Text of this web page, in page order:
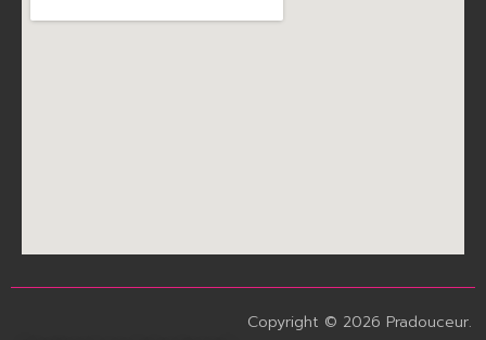
Copyright © 2026 Pradouceur.